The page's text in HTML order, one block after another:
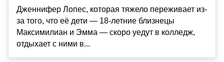
Дженнифер Лопес, которая тяжело переживает из-
за того, что её дети — 18-летние близнецы
Максимилиан и Эмма — скоро уедут в колледж,
отдыхает с ними в...